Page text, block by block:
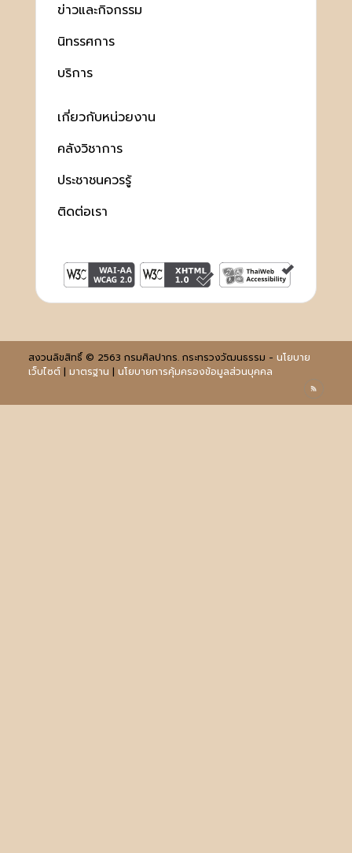
ข่าวและกิจกรรม
นิทรรศการ
บริการ
เกี่ยวกับหน่วยงาน
คลังวิชาการ
ประชาชนควรรู้
ติดต่อเรา
สงวนลิขสิทธิ์ © 2563 กรมศิลปากร. กระทรวงวัฒนธรรม - นโยบาย
เว็บไซต์| มาตรฐาน | นโยบายการคุ้มครองข้อมูลส่วนบุคคล